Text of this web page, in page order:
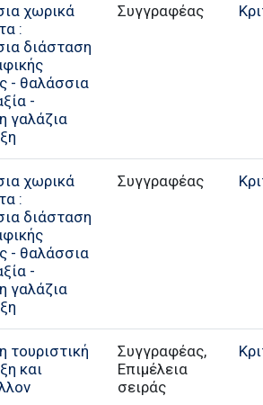
χωρικά
:
διάσταση
- θαλάσσια
-
γαλάζια
Συγγραφέας
χωρικά
:
διάσταση
- θαλάσσια
-
γαλάζια
Συγγραφέας
τουριστική
και
Συγγραφέας,
Επιμέλεια
σειράς